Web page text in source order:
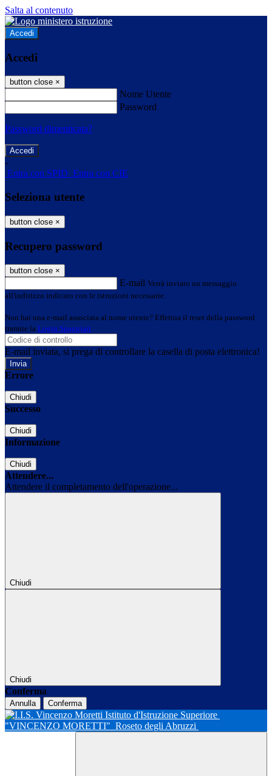
Salta al contenuto
Accedi
Accedi
button close ×
Nome Utente
Password
Password dimenticata?
-
Entra con SPID Entra con CIE
Seleziona utente
button close ×
Recupero password
button close ×
E-mail Verrà inviato un messaggio
all'indirizzo indicato con le istruzioni necessarie.
Non hai una e-mail associata al nome utente? Effettua il reset della password
tramite la Login Spaggiari
E-mail inviata, si prega di controllare la casella di posta elettronica!
Errore
Chiudi
Successo
Chiudi
Informazione
Chiudi
Attendere...
Attendere il completamento dell'operazione...
Chiudi
Chiudi
Conferma
Annulla Conferma
Istituto d'Istruzione Superiore
"VINCENZO MORETTI" Roseto degli Abruzzi